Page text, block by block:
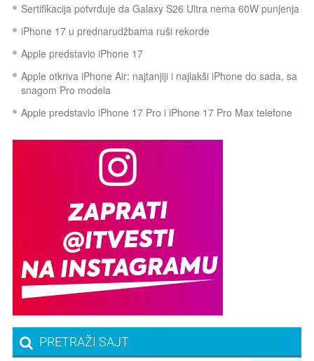
Sertifikacija potvrđuje da Galaxy S26 Ultra nema 60W punjenja
iPhone 17 u prednarudžbama ruši rekorde
Apple predstavio iPhone 17
Apple otkriva iPhone Air: najtanjiji i najlakši iPhone do sada, sa
snagom Pro modela
Apple predstavio iPhone 17 Pro i iPhone 17 Pro Max telefone
PRETRAŽI SAJT